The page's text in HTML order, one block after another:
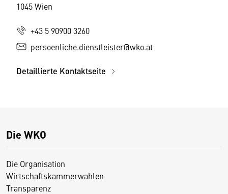
1045 Wien
+43 5 90900 3260
persoenliche.dienstleister@wko.at
Detaillierte Kontaktseite
Die WKO
Die Organisation
Wirtschaftskammerwahlen
Transparenz